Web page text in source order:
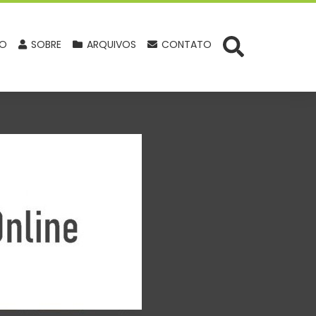
SOBRE ARQUIVOS CONTATO